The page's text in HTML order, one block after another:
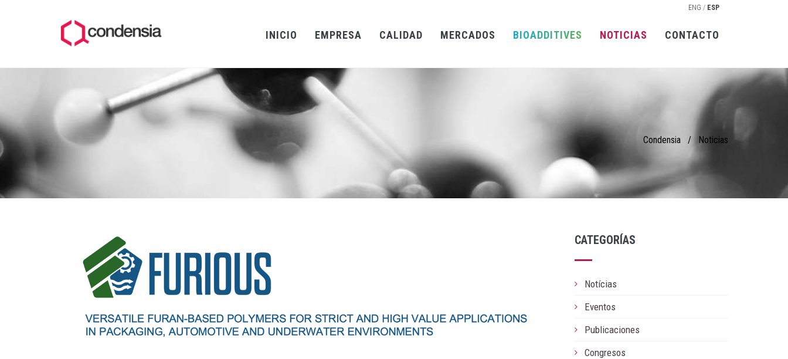
ENG / ESP
INICIO EMPRESA CALIDAD MERCADOS BIOADDITIVES NOTICIAS CONTACTO
Condensia / Noticias
CATEGORÍAS
Notícias
Eventos
Publicaciones
Congresos